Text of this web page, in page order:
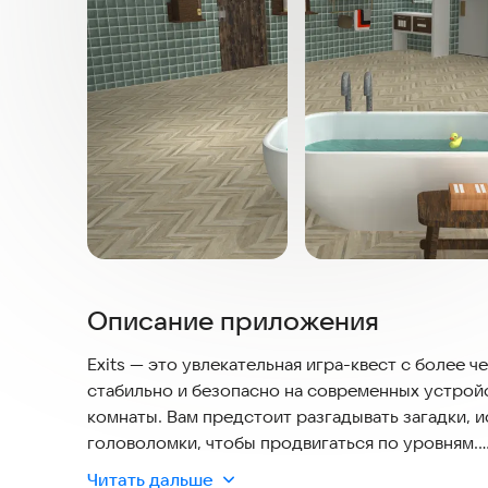
Описание приложения
Exits — это увлекательная игра-квест с более
стабильно и безопасно на современных
комнаты. Вам предстоит разгадывать загадки,
головоломки, чтобы продвигаться по уровням.
Читать дальше